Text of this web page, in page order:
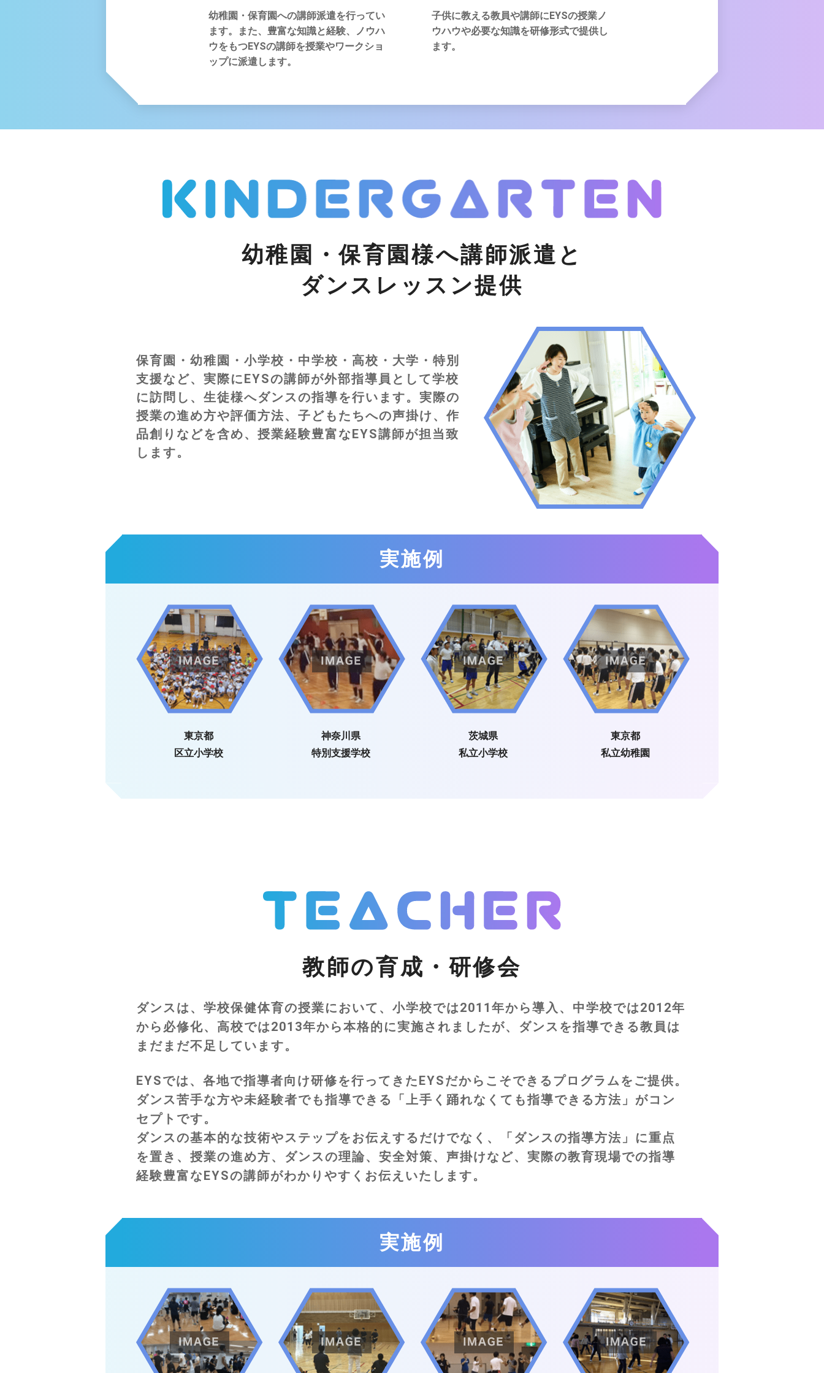
幼稚園・保育園への講師派遣を行ってい
ます。また、豊富な知識と経験、ノウハ
ウをもつEYSの講師を授業やワークショ
ップに派遣します。
子供に教える教員や講師にEYSの授業ノ
ウハウや必要な知識を研修形式で提供し
ます。
幼稚園・保育園様へ講師派遣と
ダンスレッスン提供
保育園・幼稚園・小学校・中学校・高校・大学・特別
支援など、実際にEYSの講師が外部指導員として学校
に訪問し、生徒様へダンスの指導を行います。実際の
授業の進め方や評価方法、子どもたちへの声掛け、作
品創りなどを含め、授業経験豊富なEYS講師が担当致
します。
実施例
東京都
区立小学校
神奈川県
特別支援学校
茨城県
私立小学校
東京都
私立幼稚園
教師の育成・研修会
ダンスは、学校保健体育の授業において、小学校では2011年から導入、中学校では2012年
から必修化、高校では2013年から本格的に実施されましたが、ダンスを指導できる教員は
まだまだ不足しています。
EYSでは、各地で指導者向け研修を行ってきたEYSだからこそできるプログラムをご提供。
ダンス苦手な方や未経験者でも指導できる「上手く踊れなくても指導できる方法」がコン
セプトです。
ダンスの基本的な技術やステップをお伝えするだけでなく、「ダンスの指導方法」に重点
を置き、授業の進め方、ダンスの理論、安全対策、声掛けなど、実際の教育現場での指導
経験豊富なEYSの講師がわかりやすくお伝えいたします。
実施例